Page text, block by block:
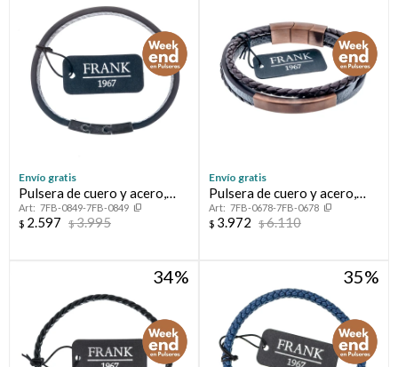
Envío gratis
Pulsera de cuero y acero,
FRANK7FB-0849-7FB-0849
$ 2.597 $3.995
Envío gratis
Pulsera de cuero y acero,
FRANK7FB-0678-7FB-0678
$ 3.972 $6.110
34 35